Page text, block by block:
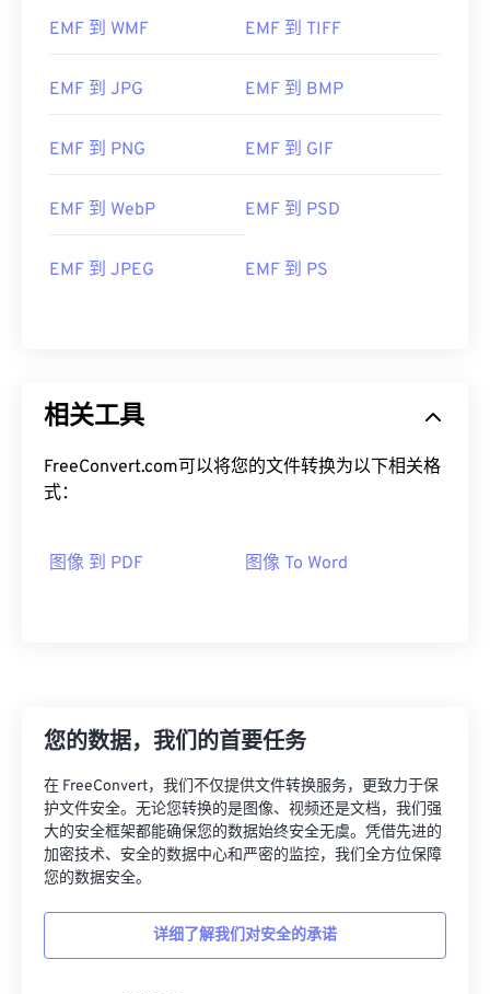
EMF 到 WMF EMF 到 TIFF
EMF 到 JPG EMF 到 BMP
EMF 到 PNG EMF 到 GIF
EMF 到 WebP EMF 到 PSD
EMF 到 JPEG EMF 到 PS
相关工具
FreeConvert.com可以将您的文件转换为以下相关格
式：
图像 到 PDF 图像 To Word
您的数据，我们的首要任务
在 FreeConvert，我们不仅提供文件转换服务，更致力于保
护文件安全。无论您转换的是图像、视频还是文档，我们强
大的安全框架都能确保您的数据始终安全无虞。凭借先进的
加密技术、安全的数据中心和严密的监控，我们全方位保障
您的数据安全。
详细了解我们对安全的承诺